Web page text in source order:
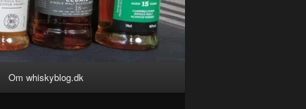
Om whiskyblog.dk